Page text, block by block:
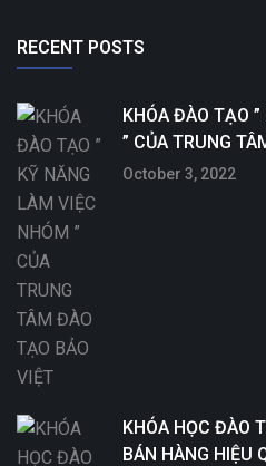
RECENT POSTS
KHÓA ĐÀO TẠO
” CỦA TRUNG
October 3, 2022
KHÓA HỌC ĐÀO
BÁN HÀNG HIỆU